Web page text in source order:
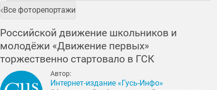
Все фоторепортажи
Российской движение школьников и
молодёжи «Движение первых»
торжественно стартовало в ГСК
Автор:
Интернет-издание «Гусь-Инфо»